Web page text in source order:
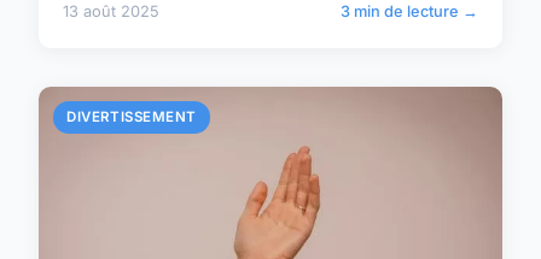
13 août 2025 3 min de lecture →
DIVERTISSEMENT